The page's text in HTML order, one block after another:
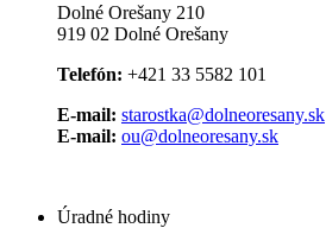
Dolné Orešany 210
919 02 Dolné Orešany
Telefón: +421 33 5582 101
E-mail: starostka@dolneoresany.sk
E-mail: ou@dolneoresany.sk
Úradné hodiny